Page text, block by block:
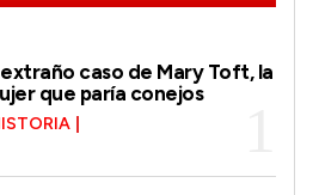
extraño caso de Mary Toft, la
que paría conejos